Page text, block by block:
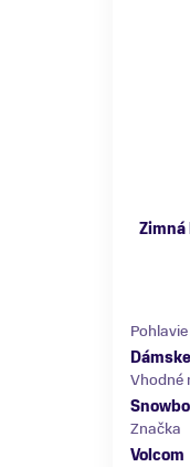
Zimná
Pohlavie
Dámske
Vhodné
Značka
Volcom